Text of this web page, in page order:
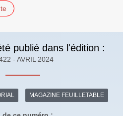
publié dans l'édition :
- AVRIL 2024
MAGAZINE FEUILLETABLE